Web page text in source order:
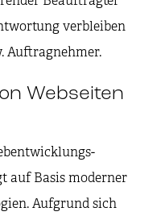
verbleiben
Auftragnehmer.
Webseiten
auf Basis moderner
Aufgrund sich